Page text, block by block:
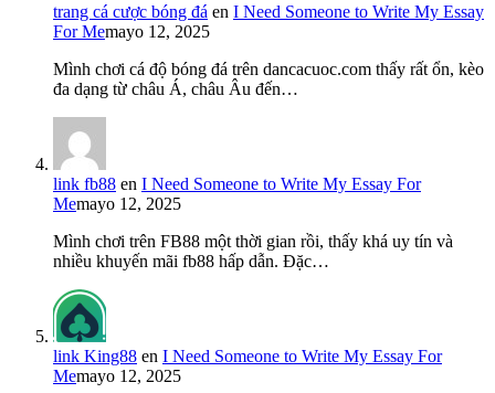
trang cá cược bóng đá en I Need Someone to Write My Essay
For Memayo 12, 2025
Mình chơi cá độ bóng đá trên dancacuoc.com thấy rất ổn, kèo
đa dạng từ châu Á, châu Âu đến…
link fb88 en I Need Someone to Write My Essay For
Memayo 12, 2025
Mình chơi trên FB88 một thời gian rồi, thấy khá uy tín và
nhiều khuyến mãi fb88 hấp dẫn. Đặc…
link King88 en I Need Someone to Write My Essay For
Memayo 12, 2025